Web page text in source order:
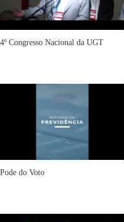
4º Congresso Nacional da UGT
Pode do Voto